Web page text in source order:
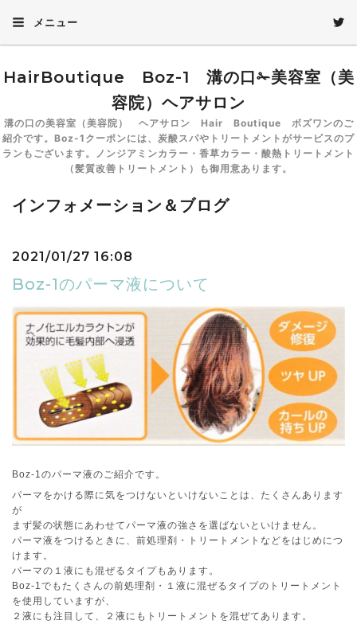
メニュー
HairBoutique Boz-1 溝の口✁美容室（美
容院）ヘアサロン
溝の口の美容室（美容院） ヘアサロン Hair Boutique ボズワンのご
紹介です。Boz-1クーポンには、炭酸スパやトリートメントがサービスのプ
ランもございます。ノンジアミンカラー・香草カラー・酸熱トリートメント
（髪質改善トリートメント）も御用意あります。
インフォメーション＆ブログ
2021/01/27 16:08
Boz-1のパーマ液について
Boz-1のパーマ液のご紹介です。
パーマをかける際に気をつけないといけないことは、たくさんあります
が
まず髪の状態にあわせてパーマ液の強さを選ばないといけません。
パーマ液をつけるときに、前処理剤・トリートメントなどをはじめにつ
けます。
パーマの１液にも混ぜるタイプもあります。
Boz-1でもたくさんの前処理剤・１液に混ぜるタイプのトリートメント
を使用していますが、
２液にも注目して、２液にもトリートメントを混ぜてあります。